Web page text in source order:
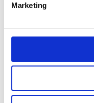
Marketing